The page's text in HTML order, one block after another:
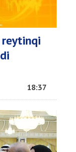
reytinqi
18:37